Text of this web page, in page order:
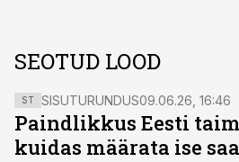
SEOTUD LOOD
ST SISUTURUNDUS09.06.26, 16:46
Paindlikkus Eesti
kuidas määrata ise